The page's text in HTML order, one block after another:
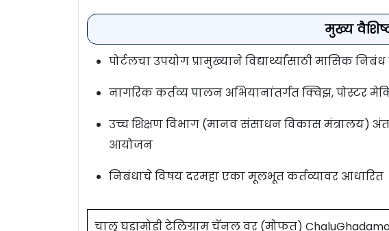
मुख्य
पोर्टलचा उपयोग प्रामुख्याने विद्यार्थ्यांसाठी मासिक
नागरिक कर्तव्य पालन अभियानांतर्गत क्विझ, पोस्टर
उच्च शिक्षण विभाग (मानव संसाधन विकास मंत्रालय)
आयोजन
निबंधाचे विषय दरमहा एका मूलभूत कर्तव्यावर आधारित
चालू घडामोडी टेलिग्राम चॅनल वर (मोफत)